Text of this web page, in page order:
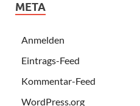
META
Anmelden
Eintrags-Feed
Kommentar-Feed
WordPress.org